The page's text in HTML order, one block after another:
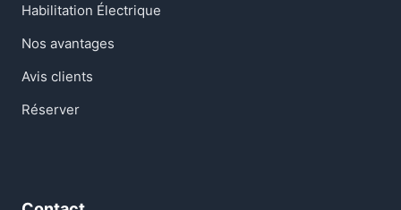
Habilitation Électrique
Nos avantages
Avis clients
Réserver